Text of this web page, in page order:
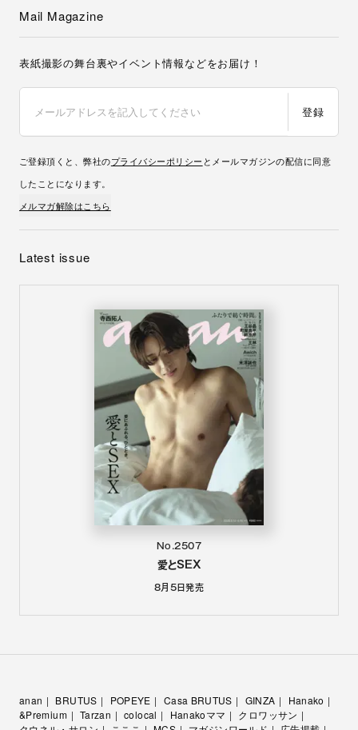
Mail Magazine
表紙撮影の舞台裏やイベント情報などをお届け！
登録
ご登録頂くと、弊社のプライバシーポリシー とメールマガジンの配信に同意
したことになります。
メルマガ解除はこちら
Latest issue
No.2507
愛とSEX
8月5日発売
anan BRUTUS POPEYE Casa BRUTUS GINZA
Hanako
&Premium
Tarzan colocal Hanakoママ
クロワッサン